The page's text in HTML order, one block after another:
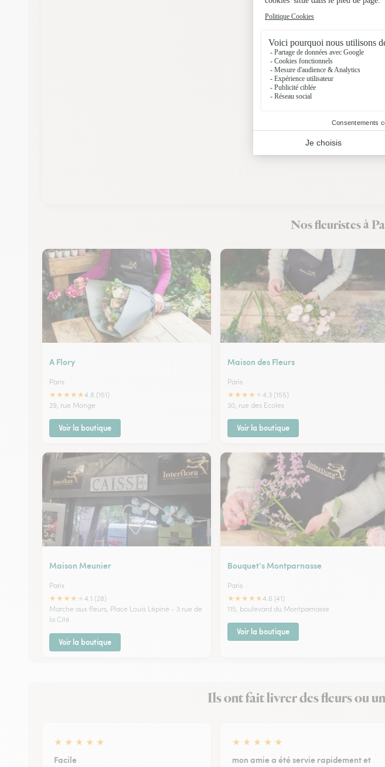
Nos fleuristes à
A Flory
Paris
★★★★★4.8 (151)
29, rue Monge
Voir la boutique
Maison des Fleurs
Paris
★★★★
4.3 (155)
30, rue des Ecoles
Voir la boutique
Maison Meunier
Paris
★★★★
4.1 (28)
Marche aux fleurs, Place Louis Lépine - 3 rue de
la Cité
Voir la boutique
Bouquet’s Montparnasse
Paris
★★★★★4.6 (41)
115, boulevard du Montparnasse
Voir la boutique
Ils ont fait livrer des fleurs ou
★ ★ ★ ★ ★
Facile
★ ★ ★ ★ ★
mon amie a été servie rapidement et